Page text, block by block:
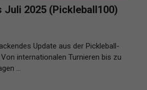
Juli 2025 (Pickleball100)
Update aus der Pickleball-
internationalen Turnieren bis zu
…